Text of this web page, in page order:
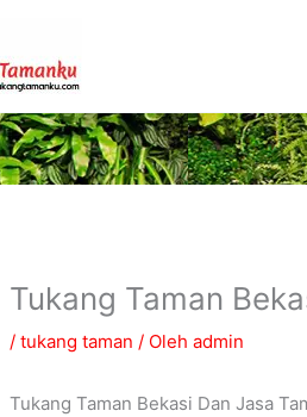
Tukang Taman
/tukang taman / Olehadmin
Tukang Taman Bekasi Dan Jasa